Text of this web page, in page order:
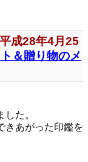
28年4月25
＆贈り物のメ
た。
きあがった印鑑を